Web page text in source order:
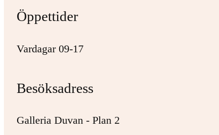
Öppettider
Vardagar 09-17
Besöksadress
Galleria Duvan - Plan 2